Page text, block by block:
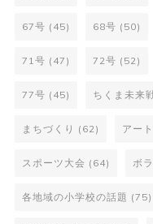
67号 (45) 68号 (50)
71号 (47) 72号 (52)
77号 (45) ちくま未来
まちづくり (62) アート
スポーツ大会 (64) ボ
各地域の小学校の話題 (75)